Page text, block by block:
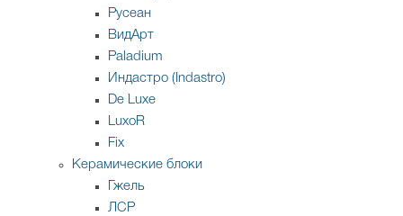
Русеан
ВидАрт
Paladium
Индастро (Indastro)
De Luxe
LuxoR
Fix
Керамические блоки
Гжель
ЛСР